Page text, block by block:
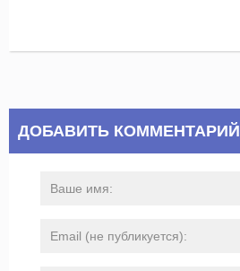
ДОБАВИТЬ КОММЕНТАРИЙ